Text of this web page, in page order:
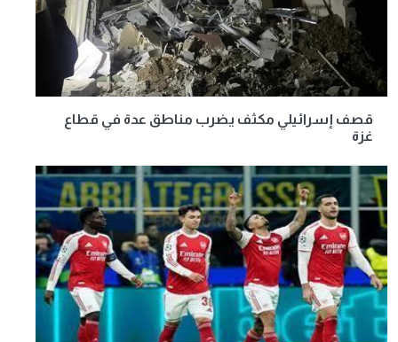
قصف إسرائيلي مكثف يضرب مناطق عدة في قطاع
غزة